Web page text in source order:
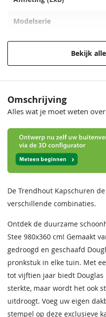
Modelserie
Houtsoort
Materiaal
Behandeling Materiaal
Plaatsing
Bevestigingsmaterialen
Boeidelen
Wandhoogte
Afmeting robuuste
staanders
Aantal robuuste
Bouwtekening
Daktype
Bekijk
Omschrijving
Alles wat je moet weten
De Trendhout Kapschuren
verschillende combinaties.
Ontdek de duurzame
Stee 980x360 cm! Gemaakt
gedroogd en geschaafd
pronkstuk in elke tuin. Met
tot vijftien jaar biedt
sterkte, maar wordt het ook
uitdroogt. Voeg uw eigen
stempel op deze exclusieve